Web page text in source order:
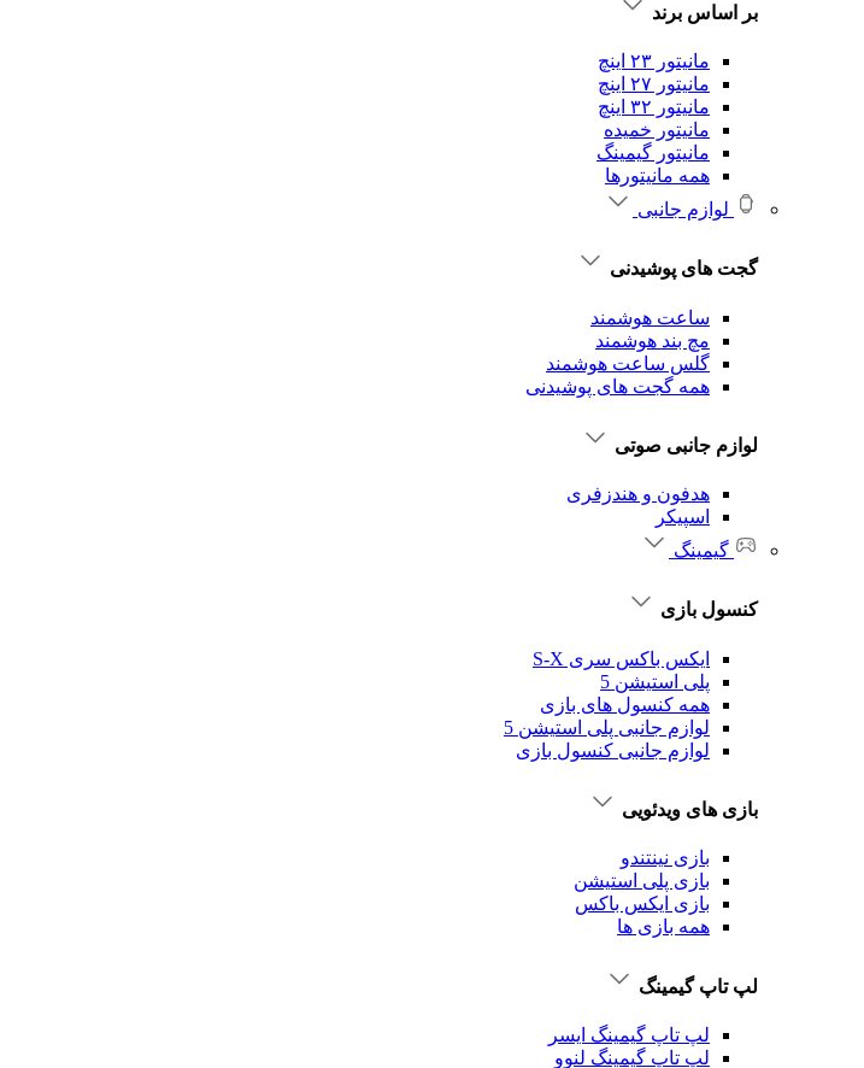
بر اساس برند
مانیتور ۲۳ اینچ
مانیتور ۲۷ اینچ
مانیتور ۳۲ اینچ
مانیتور خمیده
مانیتور گیمینگ
همه مانیتورها
لوازم جانبی
گجت های پوشیدنی
ساعت هوشمند
مچ بند هوشمند
گلس ساعت هوشمند
همه گجت های پوشیدنی
لوازم جانبی صوتی
هدفون و هندزفری
اسپیکر
گیمینگ
کنسول بازی
ایکس باکس سری S-X
پلی استیشن 5
همه کنسول های بازی
لوازم جانبی پلی استیشن 5
لوازم جانبی کنسول بازی
بازی های ویدئویی
بازی نینتندو
بازی پلی استیشن
بازی ایکس باکس
همه بازی ها
لپ تاپ گیمینگ
لپ تاپ گیمینگ ایسر
لپ تاپ گیمینگ لنوو